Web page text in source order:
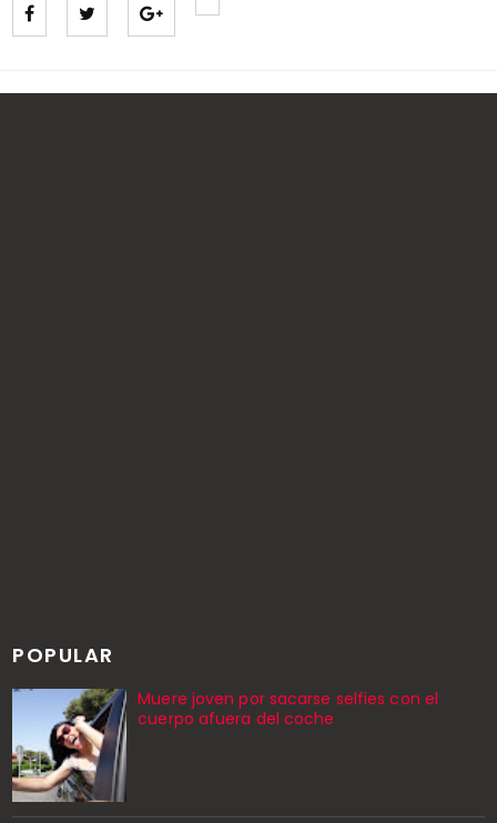
POPULAR
Muere joven por sacarse selfies con el
cuerpo afuera del coche